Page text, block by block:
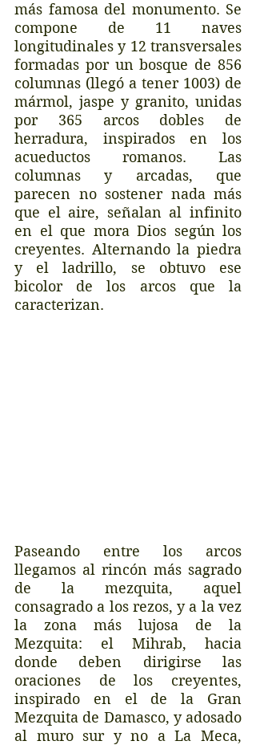
más famosa del monumento. Se
compone de 11 naves
longitudinales y 12 transversales
formadas por un bosque de 856
columnas (llegó a tener 1003) de
mármol, jaspe y granito, unidas
por 365 arcos dobles de
herradura, inspirados en los
acueductos romanos. Las
columnas y arcadas, que
parecen no sostener nada más
que el aire, señalan al infinito
en el que mora Dios según los
creyentes. Alternando la piedra
y el ladrillo, se obtuvo ese
bicolor de los arcos que la
caracterizan.
Paseando entre los arcos
llegamos al rincón más sagrado
de la mezquita, aquel
consagrado a los rezos, y a la vez
la zona más lujosa de la
Mezquita: el Mihrab, hacia
donde deben dirigirse las
oraciones de los creyentes,
inspirado en el de la Gran
Mezquita de Damasco, y adosado
al muro sur y no a La Meca,